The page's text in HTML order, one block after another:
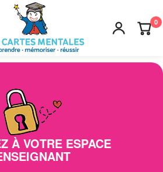
0
À VOTRE ESPACE